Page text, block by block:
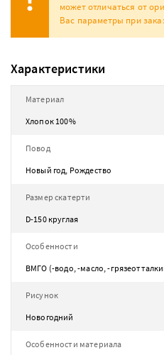
может отличаться от
Вас параметры при
Характеристики
Материал
Хлопок 100%
Повод
Новый год, Рождество
Размер скатерти
D-150 круглая
Особенности
ВМГО (-водо, -масло, -
Рисунок
Новогодний
Особенности материала